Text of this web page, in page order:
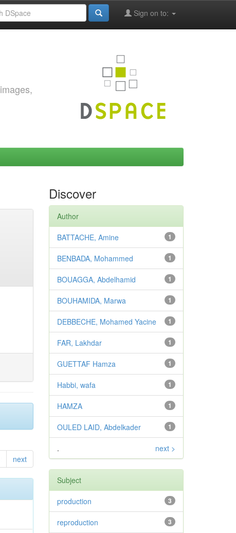
Sign on to:
next
Discover
Author
1
BATTACHE, Amine
1
BENBADA, Mohammed
1
BOUAGGA, Abdelhamid
1
BOUHAMIDA, Marwa
1
DEBBECHE, Mohamed Yacine
1
FAR, Lakhdar
1
GUETTAF Hamza
1
Habbi, wafa
1
HAMZA
1
OULED LAID, Abdelkader
. next >
Subject
3
production
3
reproduction